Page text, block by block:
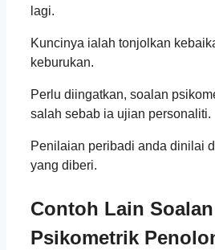
lagi.
Kuncinya ialah tonjolkan
keburukan.
Perlu diingatkan, soalan
salah sebab ia ujian personaliti.
Penilaian peribadi anda dinilai
yang diberi.
Contoh Lain
Psikometrik